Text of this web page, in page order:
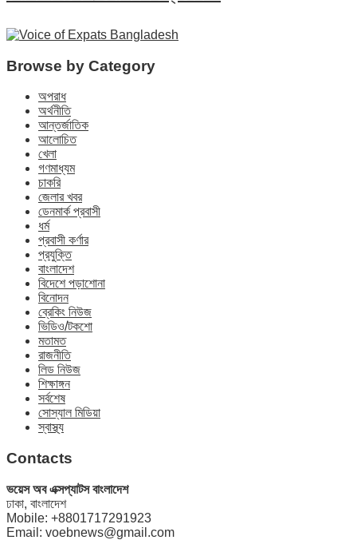
Browse by Category
অপরাধ
অর্থনীতি
আন্তর্জাতিক
আলোচিত
খেলা
গণমাধ্যম
চাকরি
জেলার খবর
ডেনমার্ক প্রবাসী
ধর্ম
প্রবাসী কর্ণার
প্রযুক্তি
বাংলাদেশ
বিদেশে পড়াশোনা
বিনোদন
ব্রেকিং নিউজ
ভিডিও/টকশো
মতামত
রাজনীতি
লিড নিউজ
শিক্ষাঙ্গন
সর্বশেষ
সোস্যাল মিডিয়া
স্বাস্থ্য
Contacts
ভয়েস অব এক্সপ্যাটস বাংলাদেশ
ঢাকা, বাংলাদেশ
Mobile: +8801717291923
Email: voebnews@gmail.com